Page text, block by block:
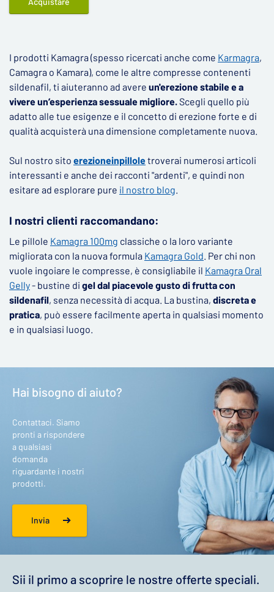
I prodotti Kamagra (spesso ricercati anche come Karmagra,
Camagra o Kamara), come le altre compresse contenenti
sildenafil, ti aiuteranno ad avere un'erezione stabile e a
vivere un’esperienza sessuale migliore.Scegli quello più
adatto alle tue esigenze e il concetto di erezione forte e di
qualità acquisterà una dimensione completamente nuova.
Sul nostro sito erezioneinpilloletroverai numerosi articoli
interessanti e anche dei racconti "ardenti", e quindi non
esitare ad esplorare pure il nostro blog.
I nostri clienti raccomandano:
Le pillole Kamagra 100mg classiche o la loro variante
migliorata con la nuova formula Kamagra Gold. Per chi non
vuole ingoiare le compresse, è consigliabile il Kamagra Oral
Gelly- bustine di gel dal piacevole gusto di frutta con
sildenafil, senza necessità di acqua. La bustina, discreta e
pratica, può essere facilmente aperta in qualsiasi momento
e in qualsiasi luogo.
Hai bisogno di aiuto?
Contattaci. Siamo
pronti a rispondere
a qualsiasi
domanda
riguardante i nostri
prodotti.
Invia
Sii il primo a scoprire le nostre offerte speciali.